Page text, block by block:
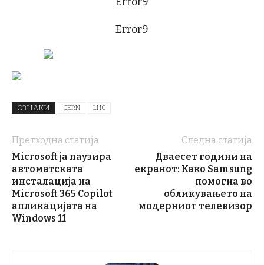
Error9
ОЗНАКИ CERN LHC
Претходна статија
Microsoft ја паузира
автоматската
инсталација на
Microsoft 365 Copilot
апликацијата на
Windows 11
Следна статија
Дваесет години на
екранот: Како Samsung
помогна во
обликувањето на
модерниот телевизор